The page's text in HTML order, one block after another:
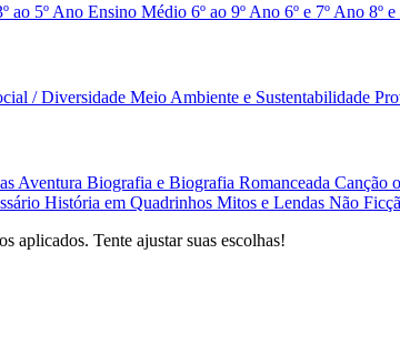
ao 5º Ano Ensino Médio 6º ao 9º Ano 6º e 7º Ano 8º
/ Diversidade Meio Ambiente e Sustentabilidade
Aventura Biografia e Biografia Romanceada Canção
História em Quadrinhos Mitos e Lendas Não
aplicados. Tente ajustar suas escolhas!